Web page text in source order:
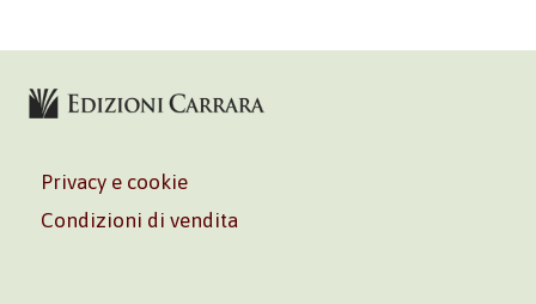
Privacy e cookie
Condizioni di vendita